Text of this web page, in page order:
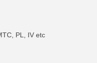
PL, IV etc